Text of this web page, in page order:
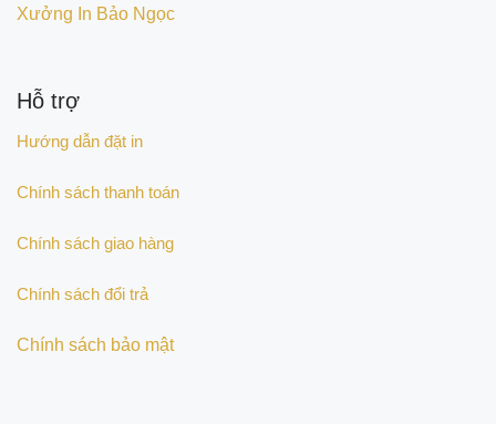
Xưởng In Bảo Ngọc
Hỗ trợ
Hướng dẫn đặt in
Chính sách thanh toán
Chính sách giao hàng
Chính sách đổi trả
Chính sách bảo mật